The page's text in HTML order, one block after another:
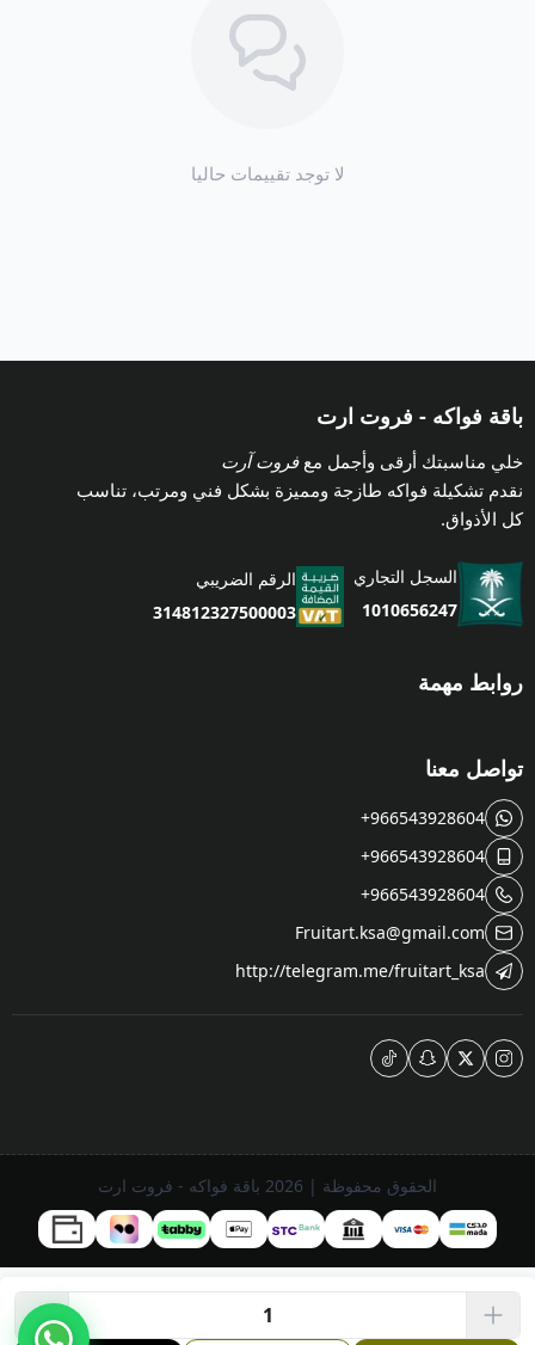
لا توجد تقييمات حاليا
باقة فواكه - فروت ارت
خلي مناسبتك أرقى وأجمل معفروت آرت
نقدم تشكيلة فواكه طازجة ومميزة بشكل فني ومرتب، تناسب
كل الأذواق.
السجل التجاري
1010656247
الرقم الضريبي
314812327500003
روابط مهمة
تواصل معنا
+966543928604
+966543928604
+966543928604
Fruitart.ksa@gmail.com
http://telegram.me/fruitart_ksa
الحقوق محفوظة | 2026 باقة فواكه - فروت ارت